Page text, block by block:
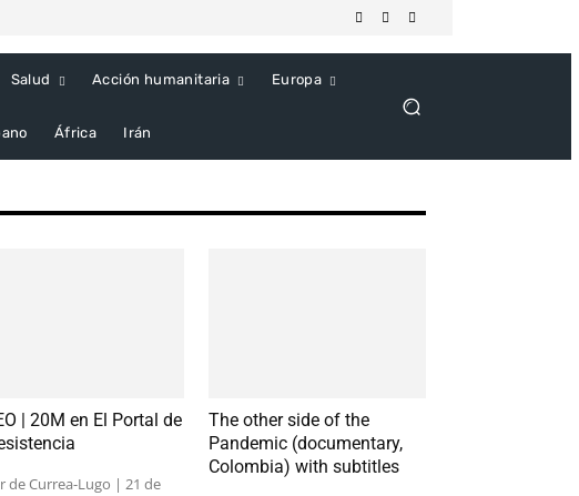
Salud Acción humanitaria Europa
África Irán
| 20M en El Portal de
de Currea-Lugo | 21 de
The other side of the
Pandemic (documentary,
Colombia) with subtitles